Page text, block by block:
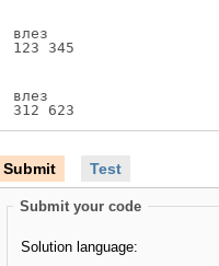
влез
123 345
влез
312 623
Submit Test
Submit your code
Solution language: